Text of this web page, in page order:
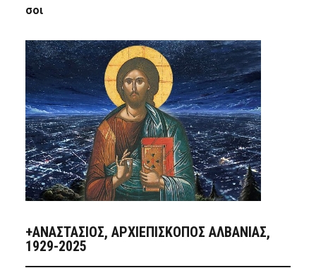
σοι
+ΑΝΑΣΤΆΣΙΟΣ, ΑΡΧΙΕΠΊΣΚΟΠΟΣ ΑΛΒΑΝΊΑΣ,
1929-2025